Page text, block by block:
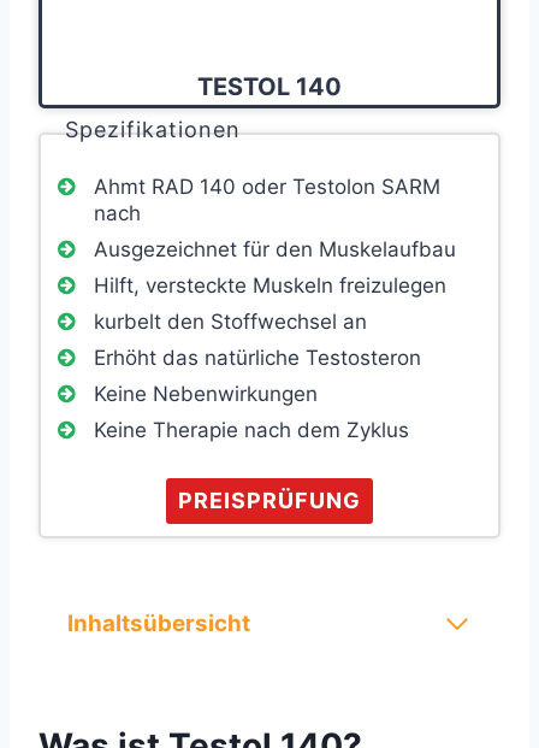
TESTOL 140
Spezifikationen
Ahmt RAD 140 oder Testolon SARM
nach
Ausgezeichnet für den Muskelaufbau
Hilft, versteckte Muskeln freizulegen
kurbelt den Stoffwechsel an
Erhöht das natürliche Testosteron
Keine Nebenwirkungen
Keine Therapie nach dem Zyklus
PREISPRÜFUNG
Inhaltsübersicht